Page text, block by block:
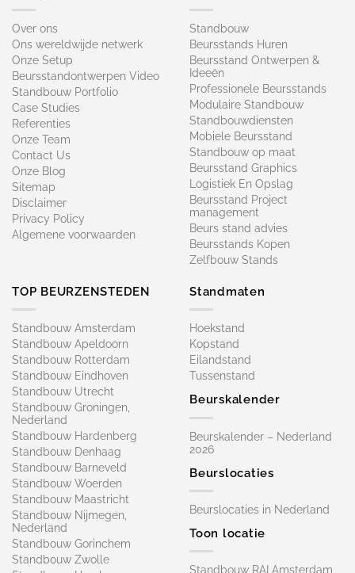
Over ons
Ons wereldwijde netwerk
Onze Setup
Beursstandontwerpen Video
Standbouw Portfolio
Case Studies
Referenties
Onze Team
Contact Us
Onze Blog
Sitemap
Disclaimer
Privacy Policy
Algemene voorwaarden
Standbouw
Beursstands Huren
Beursstand Ontwerpen &
Ideeën
Professionele Beursstands
Modulaire Standbouw
Standbouwdiensten
Mobiele Beursstand
Standbouw op maat​
Beursstand Graphics
Logistiek En Opslag
Beursstand Project
management
Beurs stand advies
Beursstands Kopen
Zelfbouw Stands
TOP BEURZENSTEDEN
Standbouw Amsterdam
Standbouw Apeldoorn
Standbouw Rotterdam
Standbouw Eindhoven
Standbouw Utrecht
Standbouw Groningen,
Nederland
Standbouw Hardenberg
Standbouw Denhaag
Standbouw Barneveld
Standbouw Woerden
Standbouw Maastricht
Standbouw Nijmegen,
Nederland
Standbouw Gorinchem
Standbouw Zwolle
Standmaten
Hoekstand
Kopstand
Eilandstand
Tussenstand
Beurskalender
Beurskalender – Nederland
2026
Beurslocaties
Beurslocaties in Nederland
Toon locatie
Standbouw RAI Amsterdam